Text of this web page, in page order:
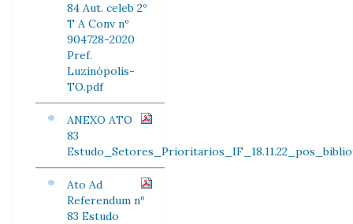
84 Aut. celeb 2º
T A Conv nº
904728-2020
Pref.
Luzinópolis-
TO.pdf
ANEXO ATO
83
Ato Ad
Referendum nº
83 Estudo